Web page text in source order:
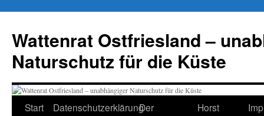
springen
Wattenrat Ostfriesland –
Naturschutz für die Küste
Start DatenschutzerklärungDer
Horst